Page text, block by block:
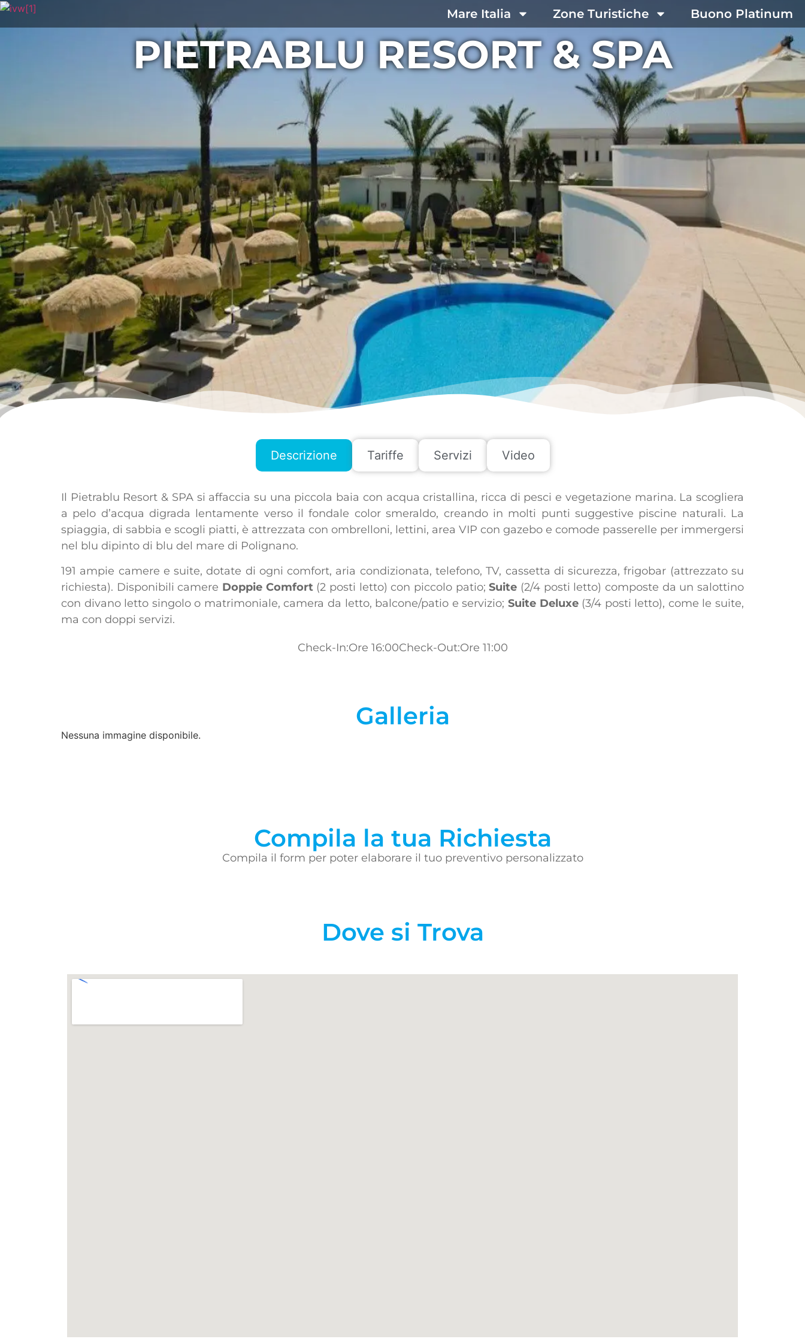
Mare Italia Zone Turistiche Buono Platinum
PIETRABLU RESORT & SPA
Descrizione Tariffe Servizi Video
Il Pietrablu Resort & SPA si affaccia su una piccola baia con acqua cristallina, ricca di pesci e vegetazione marina. La scogliera
a pelo d’acqua digrada lentamente verso il fondale color smeraldo, creando in molti punti suggestive piscine naturali. La
spiaggia, di sabbia e scogli piatti, è attrezzata con ombrelloni, lettini, area VIP con gazebo e comode passerelle per immergersi
nel blu dipinto di blu del mare di Polignano.
191 ampie camere e suite, dotate di ogni comfort, aria condizionata, telefono, TV, cassetta di sicurezza, frigobar (attrezzato su
richiesta). Disponibili camere Doppie Comfort(2 posti letto) con piccolo patio;Suite (2/4 posti letto) composte da un salottino
con divano letto singolo o matrimoniale, camera da letto, balcone/patio e servizio; Suite Deluxe(3/4 posti letto), come le suite,
ma con doppi servizi.
Check-In:Ore 16:00Check-Out:Ore 11:00
Galleria
Nessuna immagine disponibile.
Compila la tua Richiesta
Compila il form per poter elaborare il tuo preventivo personalizzato
Dove si Trova